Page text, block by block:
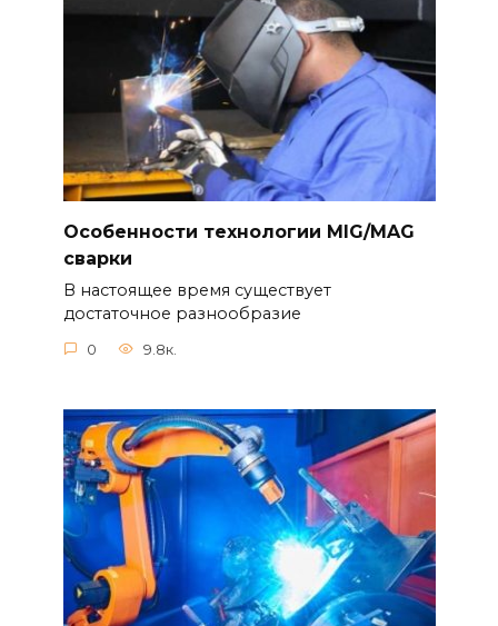
Особенности технологии MIG/MAG
сварки
В настоящее время существует
достаточное разнообразие
0 9.8к.